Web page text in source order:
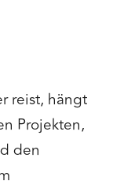
reist, hängt
Projekten,
den